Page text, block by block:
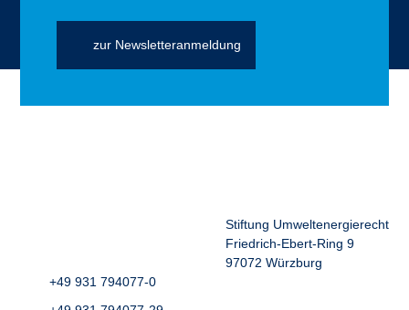
zur Newsletteranmeldung
Stiftung Umweltenergierecht
Friedrich-Ebert-Ring 9
97072 Würzburg
+49 931 794077-0